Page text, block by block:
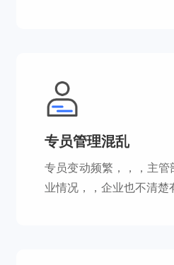
专员管理混乱
专员变动频繁，，，主
业情况，，企业也不清